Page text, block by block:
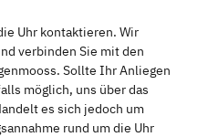
Uhr kontaktieren. Wir
verbinden Sie mit den
Sollte Ihr Anliegen
möglich, uns über das
es sich jedoch um
rund um die Uhr